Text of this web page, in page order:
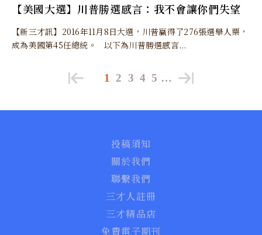
【美國大選】川普勝選感言：我不會讓你們失望
【新三才訊】2016年11月8日大選，川普贏得了276張選舉人票，
成為美國第45任總統。 以下為川普勝選感言...
1 2 3 4 5 …
投稿須知
關於我們
聯繫我們
三才人註冊
三才精品店
免費電子期刊